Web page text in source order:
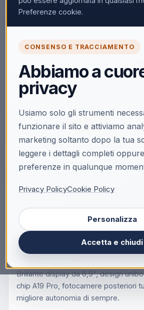
CONSENSO E TRACCIAMENTO
Abbiamo a
privacy
Usiamo solo gli strumenti
funzionare il sito e attiviamo
marketing soltanto dopo la tua
leggere i dettagli completi
preferenze in qualunque
Privacy PolicyCookie Policy
Personalizza
Accetta e chiudi
Preferenze cookie.
🔒
Accedi per vedere i
Solo i clienti registrati e abilitati
Descrizione
Apple iPhone 17 Pro Max , 17,5
1320 Pixel, 1 TB, 48 MP, iOS 26,
Mai così Pro.
Pro assoluto.
Brillante display da 6,9", design
chip A19 Pro, fotocamere posteriori
migliore autonomia di sempre.